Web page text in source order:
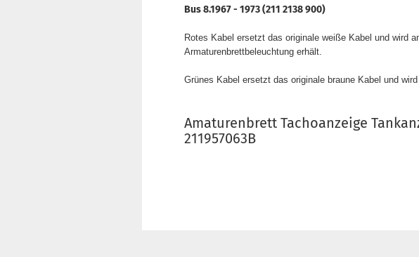
Bus 8.1967 - 1973 (211 2138 900)
Rotes Kabel ersetzt das originale weiße Kabel und wird
Armaturenbrettbeleuchtung erhält.
Grünes Kabel ersetzt das originale braune Kabel und
Amaturenbrett Tachoanzeige
211957063B